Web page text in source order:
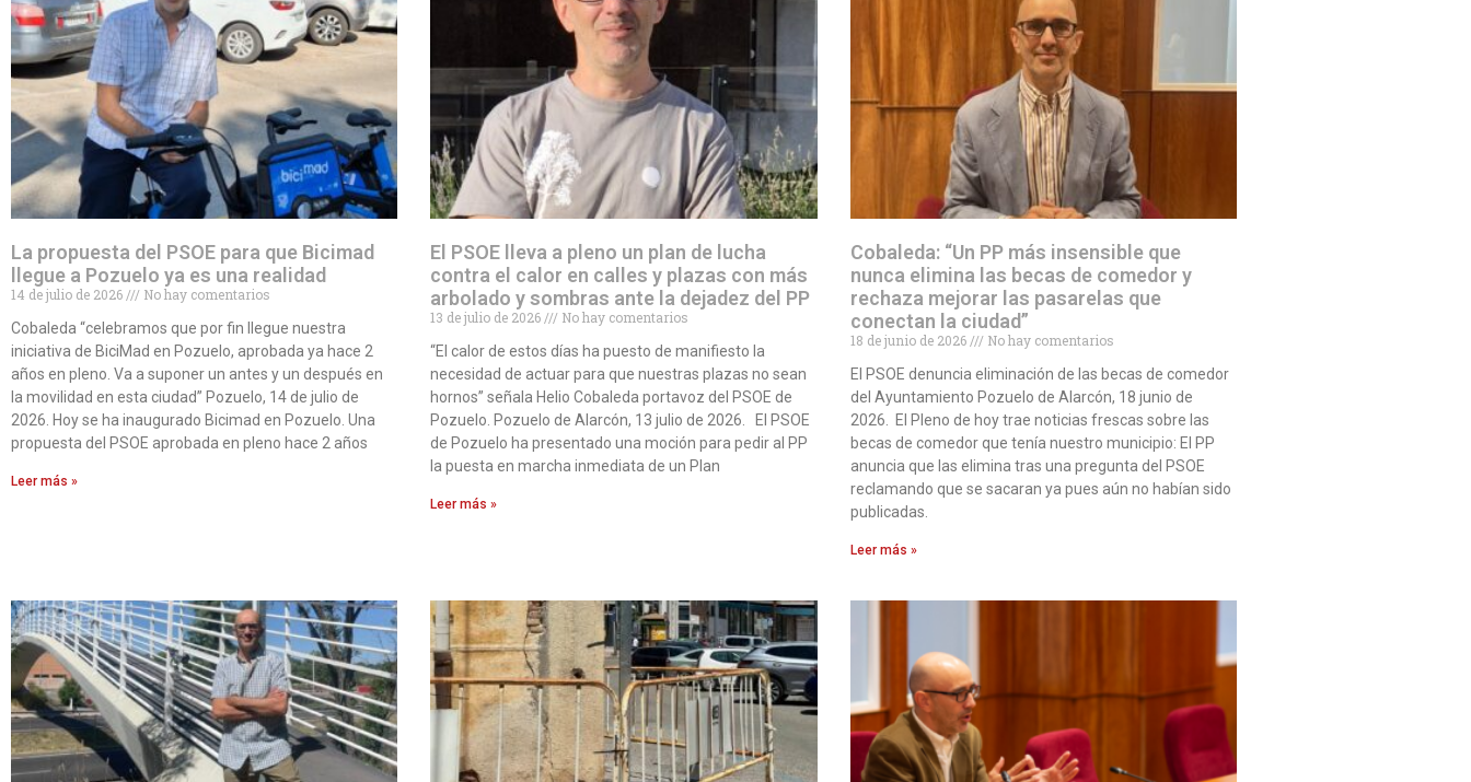
La propuesta del PSOE para que Bicimad
llegue a Pozuelo ya es una realidad
14 de julio de 2026
No hay comentarios
Cobaleda “celebramos que por fin llegue nuestra
iniciativa de BiciMad en Pozuelo, aprobada ya hace 2
años en pleno. Va a suponer un antes y un después en
la movilidad en esta ciudad” Pozuelo, 14 de julio de
2026. Hoy se ha inaugurado Bicimad en Pozuelo. Una
propuesta del PSOE aprobada en pleno hace 2 años
Leer más »
El PSOE lleva a pleno un plan de lucha
contra el calor en calles y plazas con más
arbolado y sombras ante la dejadez del PP
13 de julio de 2026
No hay comentarios
“El calor de estos días ha puesto de manifiesto la
necesidad de actuar para que nuestras plazas no sean
hornos” señala Helio Cobaleda portavoz del PSOE de
Pozuelo. Pozuelo de Alarcón, 13 julio de 2026. El PSOE
de Pozuelo ha presentado una moción para pedir al PP
la puesta en marcha inmediata de un Plan
Leer más »
Cobaleda: “Un PP más insensible que
nunca elimina las becas de comedor y
rechaza mejorar las pasarelas que
conectan la ciudad”
18 de junio de 2026
No hay comentarios
El PSOE denuncia eliminación de las becas de comedor
del Ayuntamiento Pozuelo de Alarcón, 18 junio de
2026. El Pleno de hoy trae noticias frescas sobre las
becas de comedor que tenía nuestro municipio: El PP
anuncia que las elimina tras una pregunta del PSOE
reclamando que se sacaran ya pues aún no habían sido
publicadas.
Leer más »